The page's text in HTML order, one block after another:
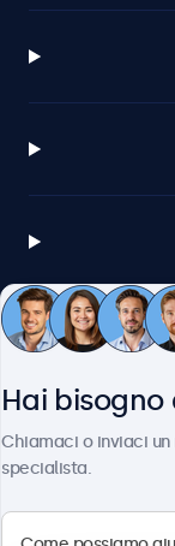
Hai bisogno
Chiamaci o inviaci
specialista.